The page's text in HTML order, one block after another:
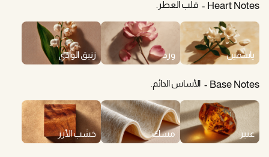
Heart Notes قلب العطر.
ياسمين ورد زنبق الوادي
Base Notes الأساس الدائم.
عنبر مسك خشب الأرز